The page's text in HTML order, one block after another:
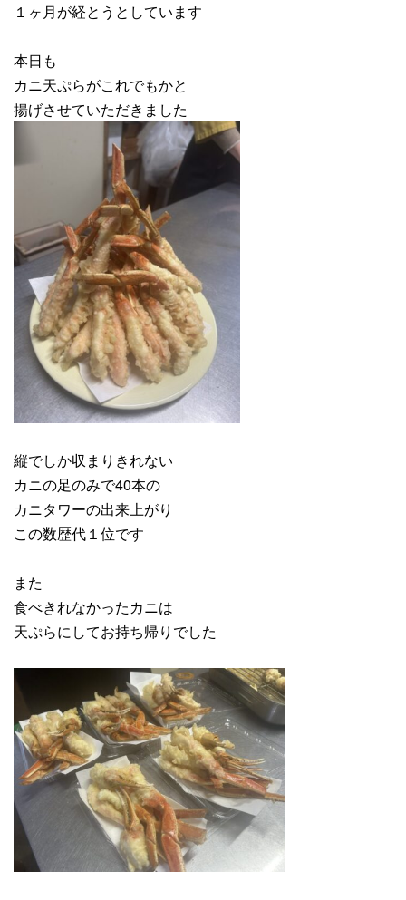
１ヶ月が経とうとしています
本日も
カニ天ぷらがこれでもかと
揚げさせていただきました
縦でしか収まりきれない
カニの足のみで40本の
カニタワーの出来上がり
この数歴代１位です
また
食べきれなかったカニは
天ぷらにしてお持ち帰りでした